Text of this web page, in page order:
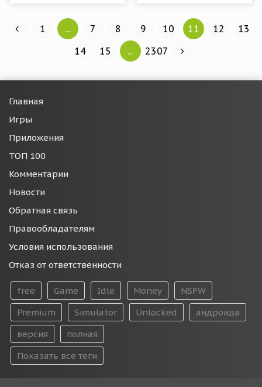
1 ... 7 8 9 10 11 12
13
14
15 ... 2307
Главная
Игры
Приложения
ТОП 100
Комментарии
Новости
Обратная связь
Правообладателям
Условия использования
Отказ от ответственности
free Game Idle Money
NSFW
Premium
Simulator Unlocked
андроида
версия
полная
Показать все теги